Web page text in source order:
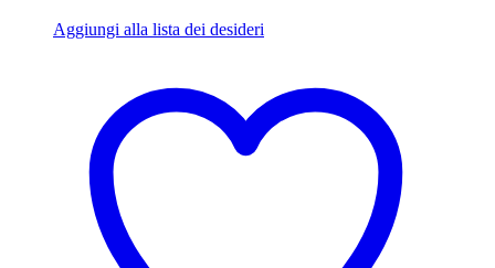
Aggiungi alla lista dei desideri